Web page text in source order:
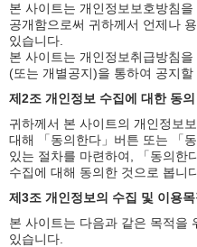
본 사이트는 개인정보보호방침
공개함으로써 귀하께서 언제나
있습니다.
본 사이트는 개인정보취급방침
(또는 개별공지)을 통하여 공지할
제2조 개인정보 수집에 대한 동의
귀하께서 본 사이트의 개인정보
대해 「동의한다」버튼 또는 「
있는 절차를 마련하여, 「동의한
수집에 대해 동의한 것으로 봅니
제3조 개인정보의 수집 및 이용목
본 사이트는 다음과 같은 목적을
있습니다.